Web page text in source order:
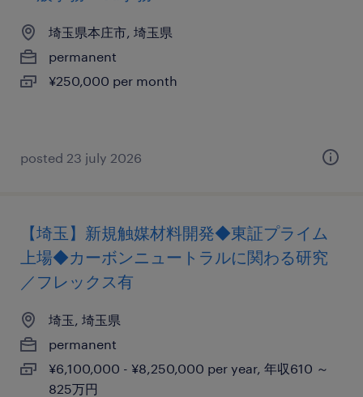
埼玉県本庄市, 埼玉県
permanent
¥250,000 per month
posted 23 july 2026
【埼玉】新規触媒材料開発◆東証プライム
上場◆カーボンニュートラルに関わる研究
／フレックス有
埼玉, 埼玉県
permanent
¥6,100,000 - ¥8,250,000 per year, 年収610 ～
825万円